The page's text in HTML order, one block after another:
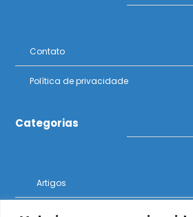
Contato
Política de privacidade
Categorias
Artigos
Notícias